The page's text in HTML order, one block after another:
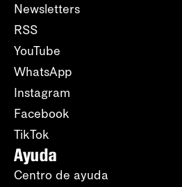
Newsletters
RSS
YouTube
WhatsApp
Instagram
Facebook
TikTok
Ayuda
Centro de ayuda